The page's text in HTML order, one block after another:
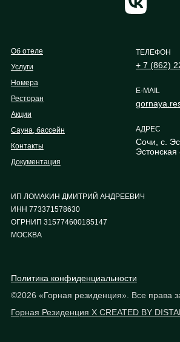
Горная Резиденция X CREATED BY
©2026 «Горная резиденция». Все права
Политика конфиденциальности
Сочи, с.
Эстонская
АДРЕС
E-MAIL
+ 7 (862)
ИП ЛОМАКИН ДМИТРИЙ АНДРЕЕВИЧ
ИНН 773371578630
ОГРНИП 315774600185147
МОСКВА
ТЕЛЕФОН
Документация
Контакты
Сауна, бассейн
Акции
Ресторан
Номера
Услуги
Об отеле